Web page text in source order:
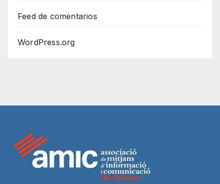
Feed de comentarios
WordPress.org